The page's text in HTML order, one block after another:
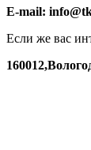
E-mail:
Если же вас
160012,